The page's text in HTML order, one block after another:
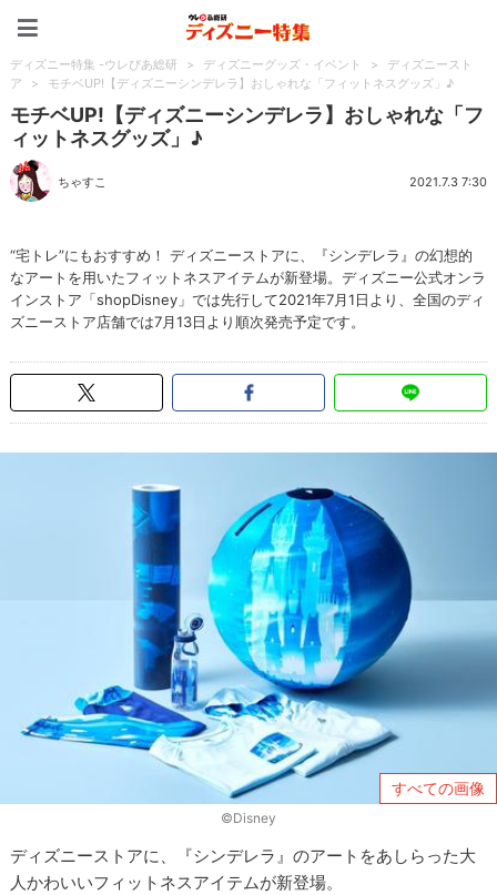
ディズニー特集 -ウレぴあ総研 > ディズニーグッズ・イベント >
ディズニースト
ア
> モチベUP!【ディズニーシンデレラ】おしゃれな「フィットネスグッズ」♪
モチベUP!【ディズニーシンデレラ】おしゃれな「フ
ィットネスグッズ」♪
ちゃすこ 2021.7.3 7:30
“宅トレ”にもおすすめ！ ディズニーストアに、『シンデレラ』の幻想的
なアートを用いたフィットネスアイテムが新登場。ディズニー公式オンラ
インストア「shopDisney」では先行して2021年7月1日より、全国のディ
ズニーストア店舗では7月13日より順次発売予定です。
すべての画像
©Disney
ディズニーストアに、『シンデレラ』のアートをあしらった大
人かわいいフィットネスアイテムが新登場。